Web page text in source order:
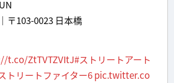
〒103-0023 日本橋
t.co/ZtTVTZVItJ#ストリートアート
トリートファイター6pic.twitter.co